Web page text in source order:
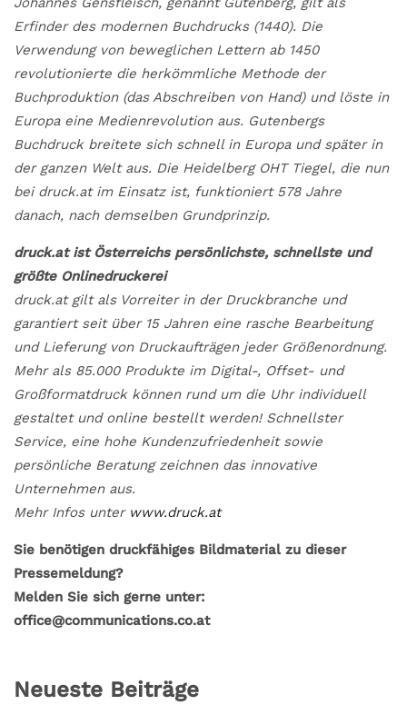
Erfinder des modernen Buchdrucks (1440). Die
Verwendung von beweglichen Lettern ab 1450
revolutionierte die herkömmliche Methode der
Buchproduktion (das Abschreiben von Hand) und löste in
Europa eine Medienrevolution aus. Gutenbergs
Buchdruck breitete sich schnell in Europa und später in
der ganzen Welt aus. Die Heidelberg OHT Tiegel, die nun
bei druck.at im Einsatz ist, funktioniert 578 Jahre
danach, nach demselben Grundprinzip.
druck.at ist Österreichs persönlichste, schnellste und
größte Onlinedruckerei
druck.at gilt als Vorreiter in der Druckbranche und
garantiert seit über 15 Jahren eine rasche Bearbeitung
und Lieferung von Druckaufträgen jeder Größenordnung.
Mehr als 85.000 Produkte im Digital-, Offset- und
Großformatdruck können rund um die Uhr individuell
gestaltet und online bestellt werden! Schnellster
Service, eine hohe Kundenzufriedenheit sowie
persönliche Beratung zeichnen das innovative
Unternehmen aus.
Mehr Infos unter www.druck.at
Sie benötigen druckfähiges Bildmaterial zu dieser
Pressemeldung?
Melden Sie sich gerne unter:
office@communications.co.at
Neueste Beiträge